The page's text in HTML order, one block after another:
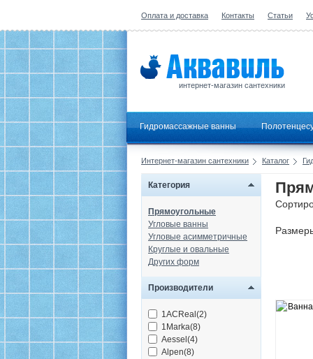
Оплата и доставка Контакты Статьи
интернет-магазин сантехники
Гидромассажные ванны
Интернет-магазин сантехники Каталог
Категория
Прямоугольные
Угловые ванны
Угловые асимметричные
Круглые и овальные
Других форм
Производители
1ACReal(2)
1Marka(8)
Aessel(4)
Alpen(8)